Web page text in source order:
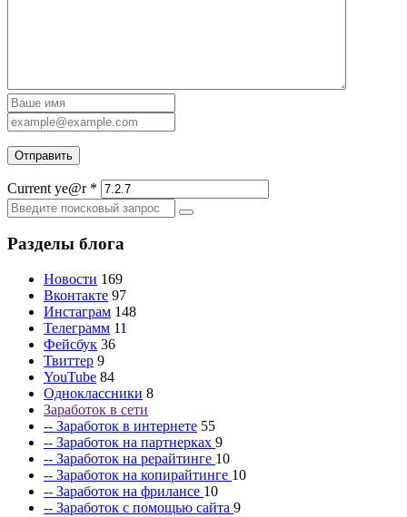
Current ye@r *
Разделы блога
Новости 169
Вконтакте 97
Инстаграм 148
Телеграмм 11
Фейсбук 36
Твиттер 9
YouTube 84
Одноклассники 8
Заработок в сети
-- Заработок в интернете 55
-- Заработок на партнерках 9
-- Заработок на рерайтинге 10
-- Заработок на копирайтинге 10
-- Заработок на фрилансе 10
-- Заработок с помощью сайта 9